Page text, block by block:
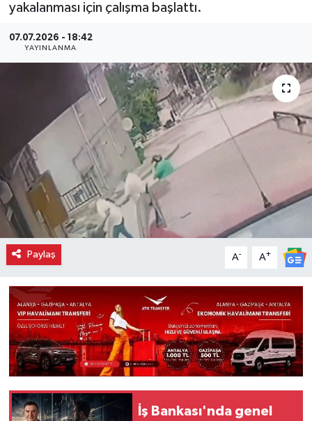
yakalanması için çalışma başlattı.
07.07.2026 - 18:42
YAYINLANMA
Paylaş A- A+
İş Bankası'nda genel